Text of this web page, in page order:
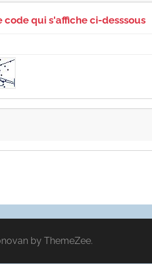
code qui s'affiche ci-desssous
by ThemeZee.